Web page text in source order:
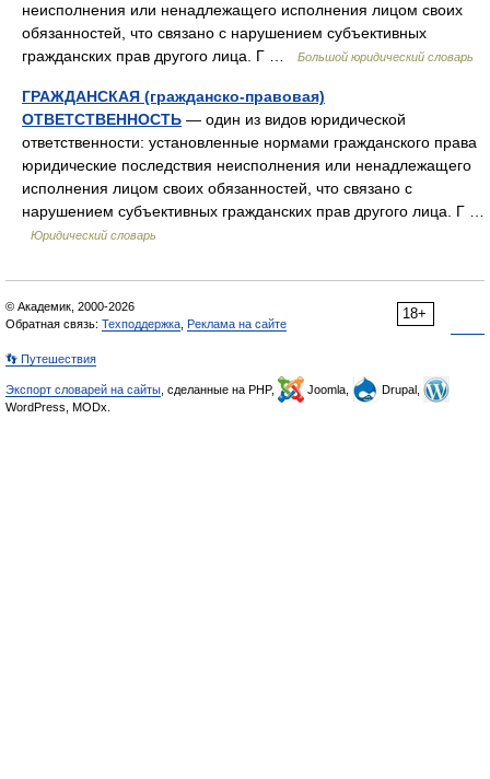
неисполнения или ненадлежащего исполнения лицом своих
обязанностей, что связано с нарушением субъективных
гражданских прав другого лица. Г …
Большой юридический словарь
ГРАЖДАНСКАЯ (гражданско-правовая)
ОТВЕТСТВЕННОСТЬ — один из видов юридической
ответственности: установленные нормами гражданского права
юридические последствия неисполнения или ненадлежащего
исполнения лицом своих обязанностей, что связано с
нарушением субъективных гражданских прав другого лица. Г …
Юридический словарь
18+
© Академик, 2000-2026
Обратная связь: Техподдержка Реклама на сайте
👣 Путешествия
Экспорт словарей на сайты , сделанные на PHP, Joomla,
Drupal,
WordPress, MODx.